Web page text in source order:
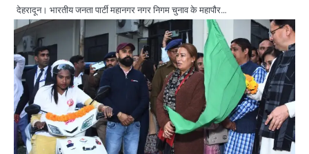
देहरादून। भारतीय जनता पार्टी महानगर नगर निगम चुनाव के महापौर…